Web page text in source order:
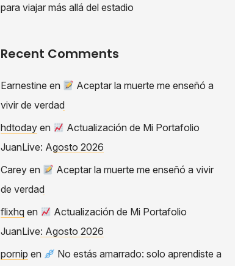
para viajar más allá del estadio
Recent Comments
Earnestine en
Aceptar la muerte me enseñó a
vivir de verdad
hdtoday en
Actualización de Mi Portafolio
JuanLive: Agosto 2026
Carey en
Aceptar la muerte me enseñó a vivir
de verdad
flixhq en
Actualización de Mi Portafolio
JuanLive: Agosto 2026
pornip en
No estás amarrado: solo aprendiste a